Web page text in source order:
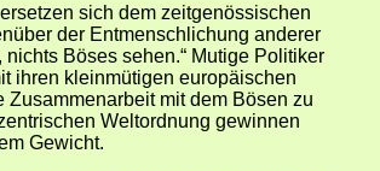
sich dem zeitgenössischen
der Entmenschlichung anderer
Böses sehen.“ Mutige Politiker
ihren kleinmütigen europäischen
mit dem Bösen zu
Weltordnung gewinnen
Gewicht.